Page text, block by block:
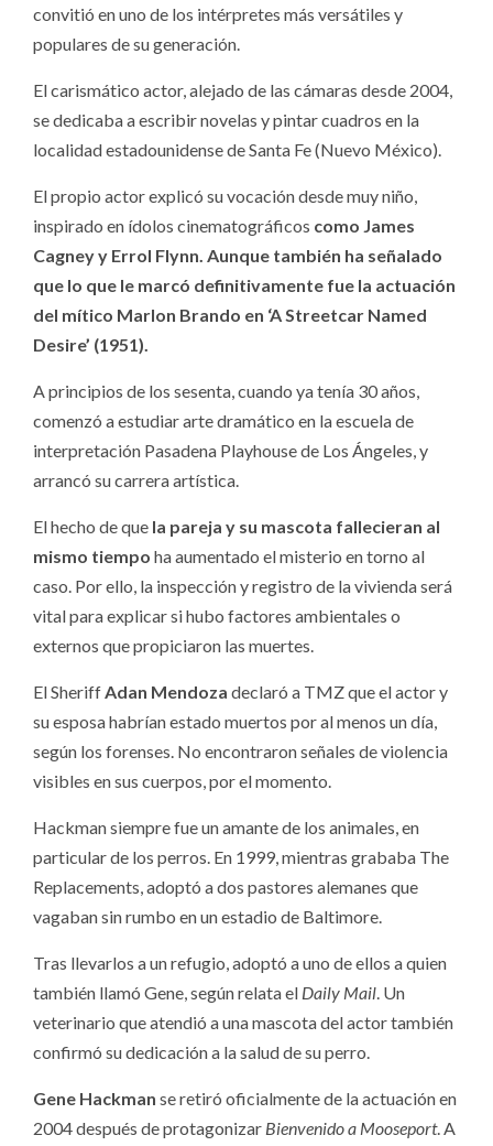
convitió en uno de los intérpretes más versátiles y
populares de su generación.
El carismático actor, alejado de las cámaras desde 2004,
se dedicaba a escribir novelas y pintar cuadros en la
localidad estadounidense de Santa Fe (Nuevo México).
El propio actor explicó su vocación desde muy niño,
inspirado en ídolos cinematográficos como James
Cagney y Errol Flynn. Aunque también ha señalado
que lo que le marcó definitivamente fue la actuación
del mítico Marlon Brando en ‘A Streetcar Named
Desire’ (1951).
A principios de los sesenta, cuando ya tenía 30 años,
comenzó a estudiar arte dramático en la escuela de
interpretación Pasadena Playhouse de Los Ángeles, y
arrancó su carrera artística.
El hecho de que la pareja y su mascota fallecieran al
mismo tiempo ha aumentado el misterio en torno al
caso. Por ello, la inspección y registro de la vivienda será
vital para explicar si hubo factores ambientales o
externos que propiciaron las muertes.
El SheriffAdan Mendoza declaró a TMZ que el actor y
su esposa habrían estado muertos por al menos un día,
según los forenses. No encontraron señales de violencia
visibles en sus cuerpos, por el momento.
Hackman siempre fue un amante de los animales, en
particular de los perros. En 1999, mientras grababa The
Replacements, adoptó a dos pastores alemanes que
vagaban sin rumbo en un estadio de Baltimore.
Tras llevarlos a un refugio, adoptó a uno de ellos a quien
también llamó Gene, según relata el Daily Mail. Un
veterinario que atendió a una mascota del actor también
confirmó su dedicación a la salud de su perro.
Gene Hackman se retiró oficialmente de la actuación en
2004 después de protagonizar Bienvenido a Mooseport. A